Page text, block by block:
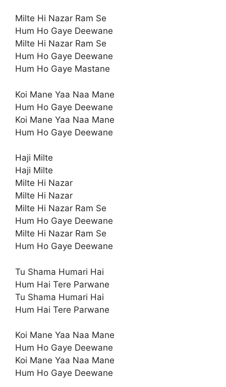
Milte Hi Nazar Ram Se
Hum Ho Gaye Deewane
Milte Hi Nazar Ram Se
Hum Ho Gaye Deewane
Hum Ho Gaye Mastane
Koi Mane Yaa Naa Mane
Hum Ho Gaye Deewane
Koi Mane Yaa Naa Mane
Hum Ho Gaye Deewane
Haji Milte
Haji Milte
Milte Hi Nazar
Milte Hi Nazar
Milte Hi Nazar Ram Se
Hum Ho Gaye Deewane
Milte Hi Nazar Ram Se
Hum Ho Gaye Deewane
Tu Shama Humari Hai
Hum Hai Tere Parwane
Tu Shama Humari Hai
Hum Hai Tere Parwane
Koi Mane Yaa Naa Mane
Hum Ho Gaye Deewane
Koi Mane Yaa Naa Mane
Hum Ho Gaye Deewane